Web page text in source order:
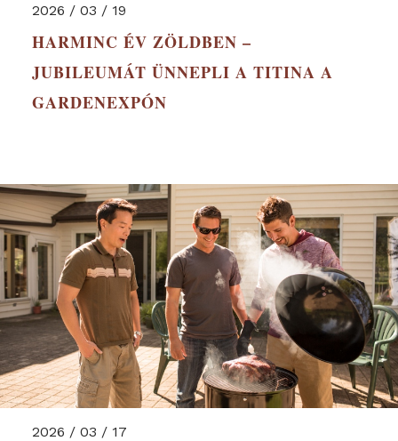
2026 / 03 / 19
HARMINC ÉV ZÖLDBEN –
JUBILEUMÁT ÜNNEPLI A TITINA A
GARDENEXPÓN
2026 / 03 / 17